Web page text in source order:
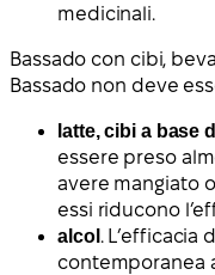
medicinali.
Bassado con cibi,
Bassado non deve
latte, cibi a base
essere preso
avere mangiato
essi riducono
alcol . L’efficacia
contemporanea